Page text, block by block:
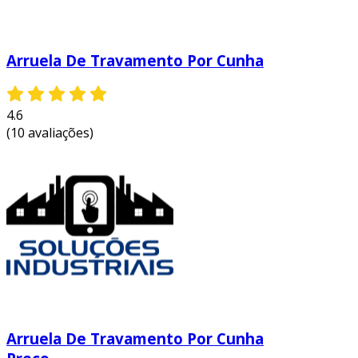
segurança aumentada:
a configuração
única da arruela ajuda a evitar o
afrouxamento dos parafusos e porcas,
facilidade de instalação:
simples, sem a necessidade de
ferramentas especiais, facilitando o
processo de montagem.
durabilidade:
fabricadas com materiais
de alta qualidade, essas arruelas são
resistentes a corrosão e desgaste,
pouco mais caras que as arruelas
Arruela De Travamento Por Cunha
4.6
(10 avaliações)
Arruela De Travamento Por Cunha